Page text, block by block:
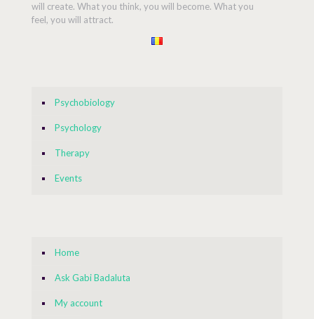
will create. What you think, you will become. What you
feel, you will attract.
Psychobiology
Psychology
Therapy
Events
Home
Ask Gabi Badaluta
My account